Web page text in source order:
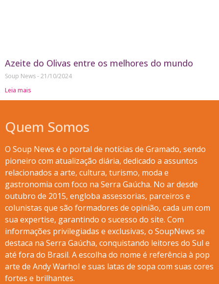
Azeite do Olivas entre os melhores do mundo
Soup News 21/10/2024
Leia mais
Quem Somos
O Soup News é o portal de notícias de Gramado, sendo
pioneiro com atualização diária, dedicado a assuntos
relacionados a arte, cultura, turismo, moda e
gastronomia com foco na Serra Gaúcha. No ar desde
outubro de 2015, engloba assessorias, parceiros e
colunistas que são formadores de opinião, cada um com
sua expertise, garantindo o sucesso do site. Com
informações privilegiadas e exclusivas, o SoupNews se
destaca na Serra Gaúcha, conquistando leitores do Sul e
até fora do Brasil. A escolha do nome é referência à pop
arte de Andy Warhol e suas latas de sopa com suas cores
fortes e brilhantes.